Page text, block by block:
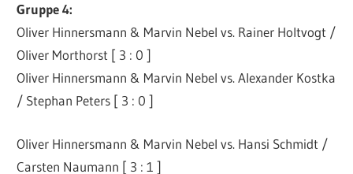
Gruppe 4:
Oliver Hinnersmann & Marvin Nebel vs. Rainer Holtvogt /
Oliver Morthorst [ 3 : 0 ]
Oliver Hinnersmann & Marvin Nebel vs. Alexander Kostka
/ Stephan Peters [ 3 : 0 ]
Oliver Hinnersmann & Marvin Nebel vs. Hansi Schmidt /
Carsten Naumann [ 3 : 1 ]